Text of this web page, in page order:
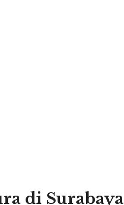
di Surabaya